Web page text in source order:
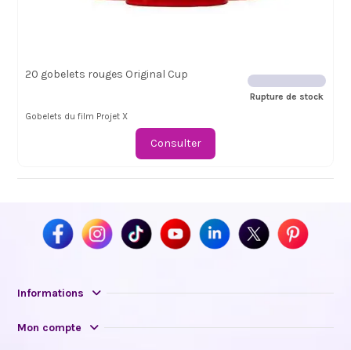
20 gobelets rouges Original Cup
Rupture de stock
Gobelets du film Projet X
Consulter
Informations
Mon compte